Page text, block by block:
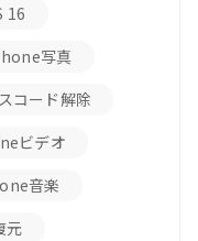
16
写真
コード解除
ビデオ
音楽
元